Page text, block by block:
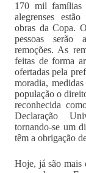
170 mil famílias
alegrenses
obras da Copa.
pessoas serão
remoções. As
feitas de forma
ofertadas pela
moradia,
população o
reconhecida
Declaração
tornando-se um
têm a obrigação
Hoje, já são mais